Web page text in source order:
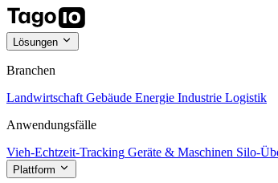
Lösungen
Branchen
Landwirtschaft Gebäude Energie Industrie Logistik
Anwendungsfälle
Vieh-Echtzeit-Tracking Geräte & Maschinen Silo-
Plattform